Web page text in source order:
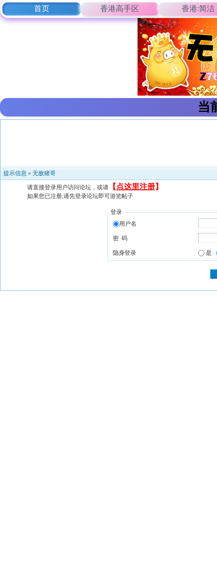
首页 香港高手区 香港:简洁
当
提示信息 » 无敌猪哥
请直接登录用户访问论坛，或请 【 点这里注册】
如果您已注册,请先登录论坛即可游览帖子
登录
用户名
密 码
隐身登录 是